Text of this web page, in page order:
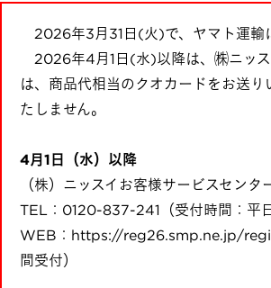
2026年3月31日(火)で、ヤマト運輸
2026年4月1日(水)以降は、㈱ニッス
は、商品代相当のクオカードをお送
たしません。
4月1日（水）以降
（株）ニッスイお客様サービスセンタ
TEL：0120-837-241（受付時間：平
WEB： https://reg26.smp.ne.jp/
間受付）